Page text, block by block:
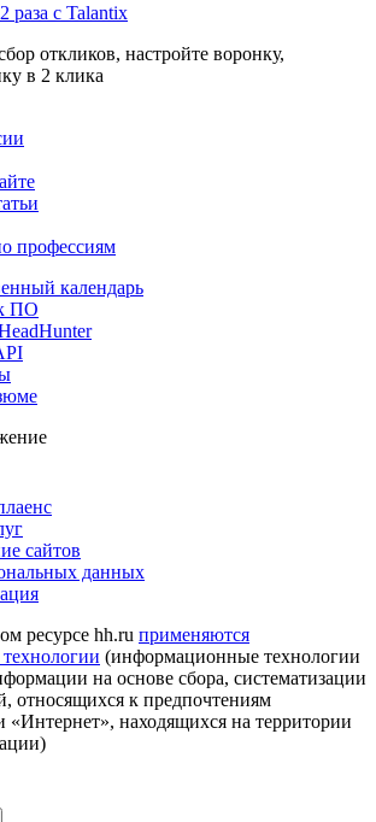
раза с Talantix
откликов, настройте воронку,
в 2 клика
профессиям
календарь
ПО
сайтов
данных
ресурсе hh.ru применяются
(информационные технологии
на основе сбора, систематизации
относящихся к предпочтениям
«Интернет», находящихся на территории